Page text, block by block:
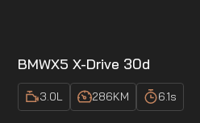
BMWX5 X-Drive 30d
3.0L 286KM 6.1s